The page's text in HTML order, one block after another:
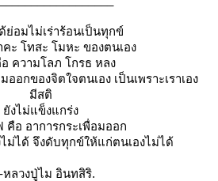
อมไม่เร่าร้อนเป็นทุกข์
ะ โทสะ โมหะ ของตนเอง
ความโลภ โกรธ หลง
อกของจิตใจตนเอง เป็นเพราะเราเอง
มีสติ
ังไม่แข็งแกร่ง
คือ อาการกระเพื่อมออก
ม่ได้ จึงดับทุกข์ให้แก่ตนเองไม่ได้
ลวงปู่ไม อินทสิริ.